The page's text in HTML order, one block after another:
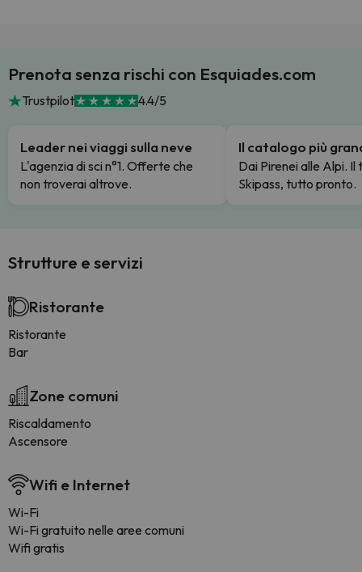
Prenota senza rischi con Esquiades.com
Trustpilot 4.4/5
Leader nei viaggi sulla neve
L'agenzia di sci n°1. Offerte che
non troverai altrove.
Il catalogo più
Dai Pirenei alle Alpi. Il
Skipass, tutto pronto.
Strutture e servizi
Ristorante
Ristorante
Bar
Zone comuni
Riscaldamento
Ascensore
Wifi e Internet
Wi-Fi
Wi-Fi gratuito nelle aree comuni
Wifi gratis